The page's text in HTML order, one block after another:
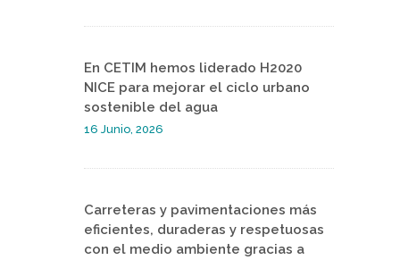
En CETIM hemos liderado H2020
NICE para mejorar el ciclo urbano
sostenible del agua
16 Junio, 2026
Carreteras y pavimentaciones más
eficientes, duraderas y respetuosas
con el medio ambiente gracias a